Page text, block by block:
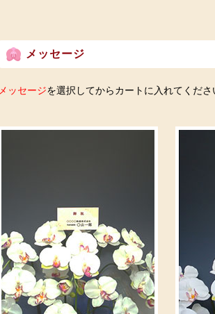
メッセージ
メッセージを選択してからカートに入れてくださ